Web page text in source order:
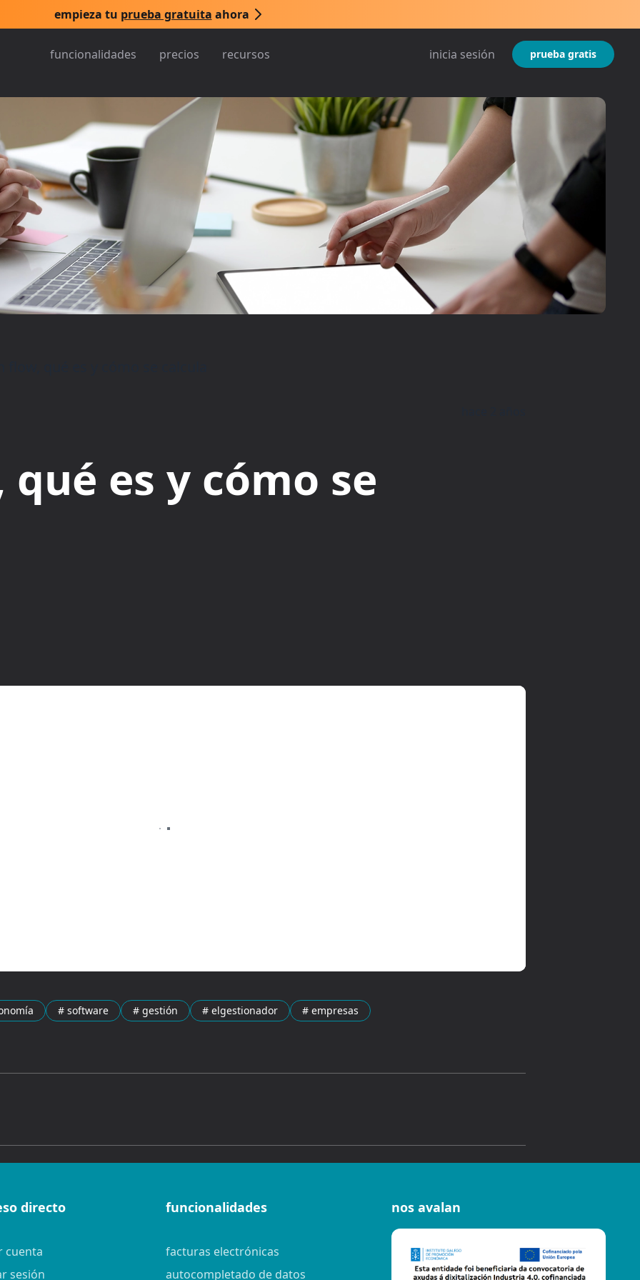
empieza tu prueba gratuita ahora
funcionalidades precios recursos inicia sesión prueba gratis
es y cómo se
# software # gestión # elgestionador # empresas
directo
cuenta
sesión
funcionalidades
facturas electrónicas
autocompletado de datos
nos avalan